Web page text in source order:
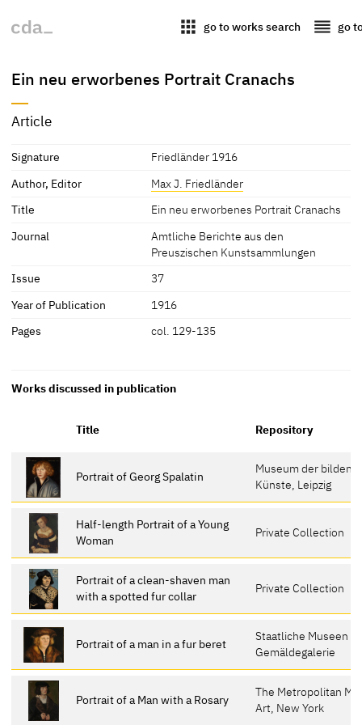
apps go to works search reorder go
Ein neu erworbenes Portrait Cranachs
Article
Signature
Friedländer 1916
Author, Editor
Max J. Friedländer
Title
Ein neu erworbenes Portrait Cranachs
Journal
Amtliche Berichte aus den
Preuszischen Kunstsammlungen
Issue
37
Year of Publication
1916
Pages
col. 129-135
Works discussed in publication
Title Repository
Portrait of Georg Spalatin
Museum der
Künste, Leipzig
Half-length Portrait of a Young
Woman
Private Collection
Portrait of a clean-shaven man
with a spotted fur collar
Private Collection
Portrait of a man in a fur beret
Staatliche Museen
Gemäldegalerie
Portrait of a Man with a Rosary
The Metropolitan
Art, New York